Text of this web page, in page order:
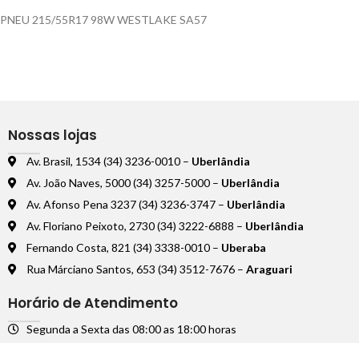
PNEU 215/55R17 98W WESTLAKE SA57
Nossas lojas
Av. Brasil, 1534 (34) 3236-0010 – Uberlândia
Av. João Naves, 5000 (34) 3257-5000 – Uberlândia
Av. Afonso Pena 3237 (34) 3236-3747 – Uberlândia
Av. Floriano Peixoto, 2730 (34) 3222-6888 – Uberlândia
Fernando Costa, 821 (34) 3338-0010 – Uberaba
Rua Márciano Santos, 653 (34) 3512-7676 – Araguari
Horário de Atendimento
Segunda a Sexta das 08:00 as 18:00 horas